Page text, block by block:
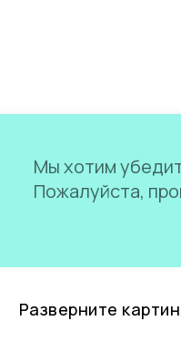
Мы хотим
Пожалуйста,
Разверните